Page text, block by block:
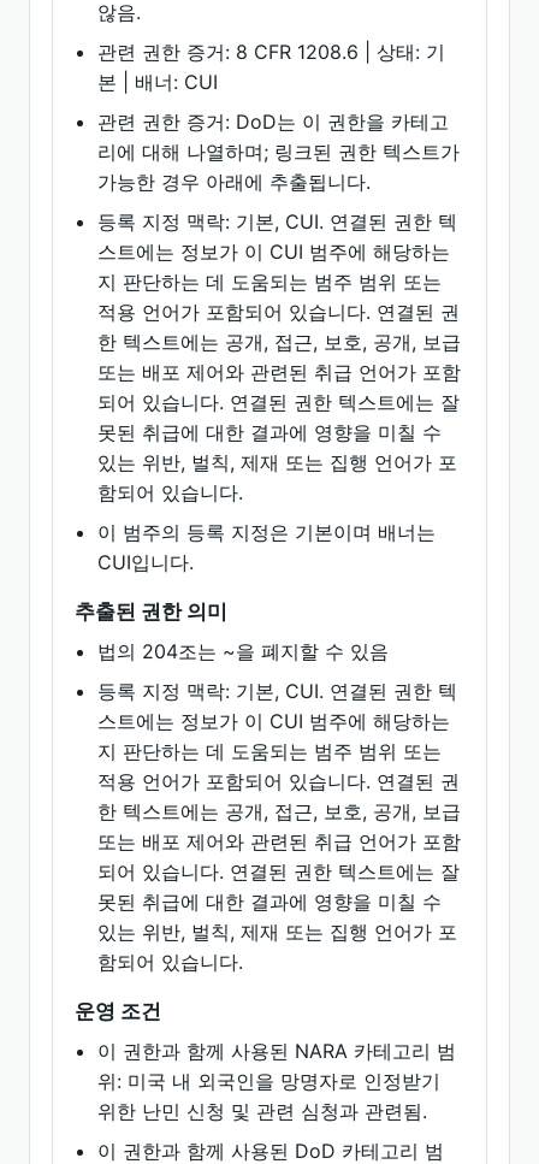
않음.
관련 권한 증거: 8 CFR 1208.6 | 상태: 기
본 | 배너: CUI
관련 권한 증거: DoD는 이 권한을 카테고
리에 대해 나열하며; 링크된 권한 텍스트가
가능한 경우 아래에 추출됩니다.
등록 지정 맥락: 기본, CUI. 연결된 권한 텍
스트에는 정보가 이 CUI 범주에 해당하는
지 판단하는 데 도움되는 범주 범위 또는
적용 언어가 포함되어 있습니다. 연결된 권
한 텍스트에는 공개, 접근, 보호, 공개, 보급
또는 배포 제어와 관련된 취급 언어가 포함
되어 있습니다. 연결된 권한 텍스트에는 잘
못된 취급에 대한 결과에 영향을 미칠 수
있는 위반, 벌칙, 제재 또는 집행 언어가 포
함되어 있습니다.
이 범주의 등록 지정은 기본이며 배너는
CUI입니다.
추출된 권한 의미
법의 204조는 ~을 폐지할 수 있음
등록 지정 맥락: 기본, CUI. 연결된 권한 텍
스트에는 정보가 이 CUI 범주에 해당하는
지 판단하는 데 도움되는 범주 범위 또는
적용 언어가 포함되어 있습니다. 연결된 권
한 텍스트에는 공개, 접근, 보호, 공개, 보급
또는 배포 제어와 관련된 취급 언어가 포함
되어 있습니다. 연결된 권한 텍스트에는 잘
못된 취급에 대한 결과에 영향을 미칠 수
있는 위반, 벌칙, 제재 또는 집행 언어가 포
함되어 있습니다.
운영 조건
이 권한과 함께 사용된 NARA 카테고리 범
위: 미국 내 외국인을 망명자로 인정받기
위한 난민 신청 및 관련 심청과 관련됨.
이 권한과 함께 사용된 DoD 카테고리 범